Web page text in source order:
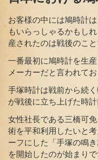
お客様の中には鳩時計
もいらっしゃるかもし
産されたのは戦後のこ
一番最初に鳩時計を生
メーカーだと言われて
手塚時計は戦前から続
が戦後に立ち上げた時
女性社長である三橋可
術を平和利用したいと
ーフにした「手塚の鳴
を開始したのが始まり